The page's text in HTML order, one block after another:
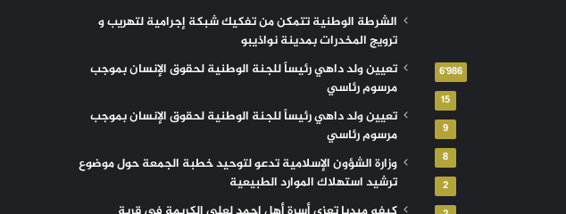
6٬986
15
9
8
2
الشرطة الوطنية تتمكن من تفكيك شبكة إجرامية لتهريب و
ترويج المخدرات بمدينة نواذيبو
تعيين ولد داهي رئيساً للجنة الوطنية لحقوق الإنسان بموجب
مرسوم رئاسي
تعيين ولد داهي رئيساً للجنة الوطنية لحقوق الإنسان بموجب
مرسوم رئاسي
وزارة الشؤون الإسلامية تدعو لتوحيد خطبة الجمعة حول موضوع
ترشيد استهلاك الموارد الطبيعية